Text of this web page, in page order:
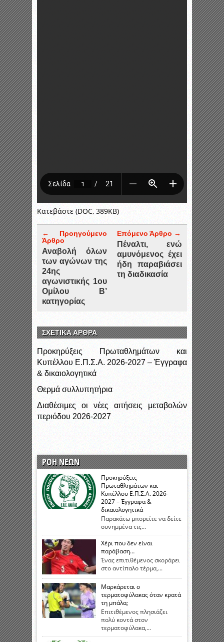
Κατεβάστε (DOC, 389KB)
← Προηγούμενο
Άρθρο
Αναβολή όλων
των αγώνων της
24ης
αγωνιστικής 1ου
Ομίλου Β’
κατηγορίας
Επόμενο Άρθρο →
Πέναλτι, ενώ
αμυνόμενος έχει
ήδη παραβιάσει
τη διαδικασία
ΣΧΕΤΙΚΑ ΑΡΘΡΑ
Προκηρύξεις Πρωταθλημάτων και
Κυπέλλου Ε.Π.Σ.Α. 2026-2027 – Έγγραφα
& δικαιολογητικά
Θερμά συλλυπητήρια
Διαθέσιμες οι νέες αιτήσεις μεταβολών
περιόδου 2026-2027
ΡΟΗ ΝΕΩΝ
Προκηρύξεις
Πρωταθλημάτων και
Κυπέλλου Ε.Π.Σ.Α. 2026-
2027 – Έγγραφα &
δικαιολογητικά
Παρακάτω μπορείτε να δείτε
συνημμένα τις...
Χέρι που δεν είναι
παράβαση…
Ένας επιτιθέμενος σκοράρει
στο αντίπαλο τέρμα,...
Μαρκάρεται ο
τερματοφύλακας όταν κρατά
τη μπάλα;
Επιτιθέμενος πλησιάζει
πολύ κοντά στον
τερματοφύλακα,...